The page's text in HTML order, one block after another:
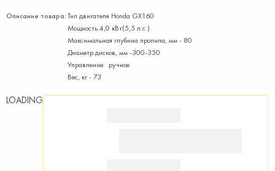
Описание товара:Тип двигателя Honda GX160
Мощность 4,0 кВт(5,5 л.с.)
Максимальная глубина пропила, мм - 80
Диаметр дисков, мм -300-350
Управление: ручное
Вес, кг - 73
LOADING